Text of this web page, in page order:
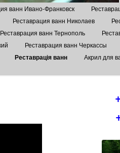
to content
ванн Ивано-Франковск
Реставрация ванн Николаев
Реставрация ванн Тернополь
Реставрация ванн Черкассы
Реставрація ванн Акрил для